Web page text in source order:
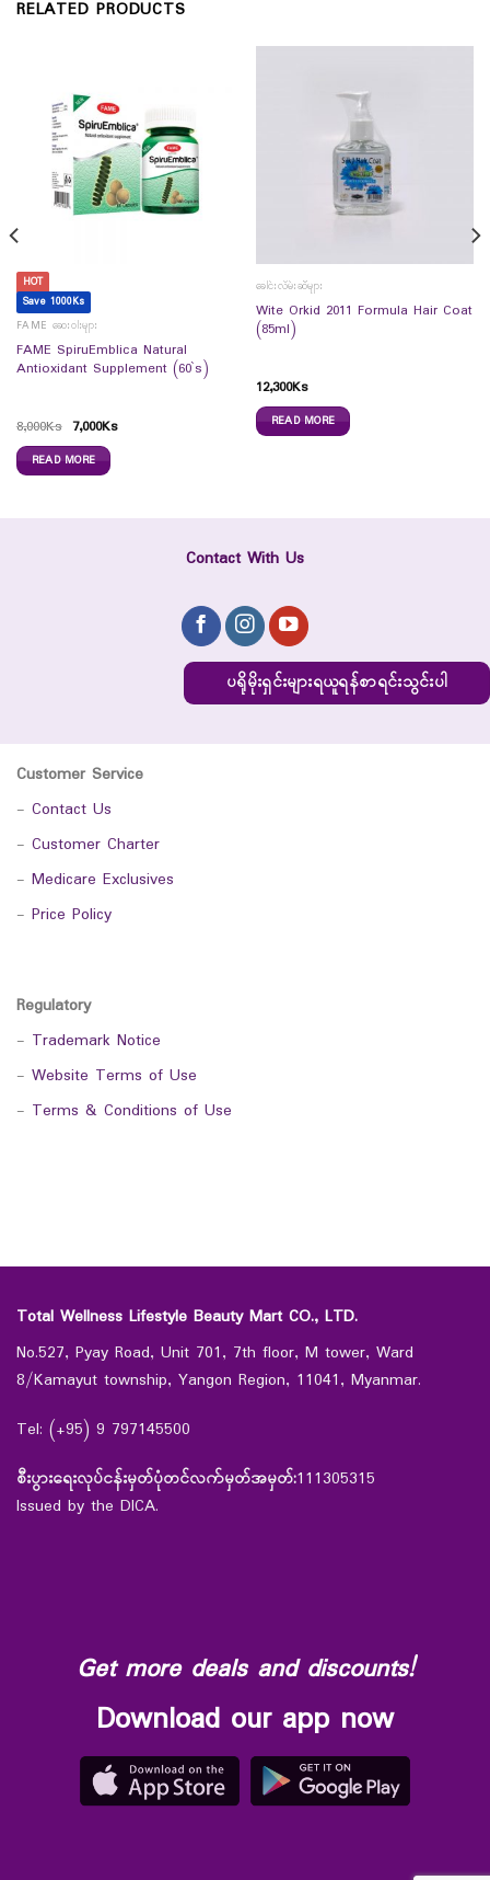
RELATED PRODUCTS
HOT
Save 1000Ks
FAME ဆေးဝါးများ
FAME SpiruEmblica Natural
Antioxidant Supplement (60`s)
8,000Ks 7,000Ks
READ MORE
ခေါင်းလိမ်းဆီများ
Wite Orkid 2011 Formula Hair Coat
(85ml)
12,300Ks
READ MORE
Contact With Us
ပရိုမိုးရှင်းများရယူရန်စာရင်းသွင်းပါ
Customer Service
- Contact Us
- Customer Charter
- Medicare Exclusives
- Price Policy
Regulatory
- Trademark Notice
- Website Terms of Use
- Terms & Conditions of Use
Total Wellness Lifestyle Beauty Mart CO., LTD.
No.527, Pyay Road, Unit 701, 7th floor, M tower, Ward
8/Kamayut township, Yangon Region, 11041, Myanmar.
Tel: (+95) 9 797145500
စီးပွားရေးလုပ်ငန်းမှတ်ပုံတင်လက်မှတ်အမှတ်:111305315
Issued by the DICA.
Get more deals and discounts!
Download our app now